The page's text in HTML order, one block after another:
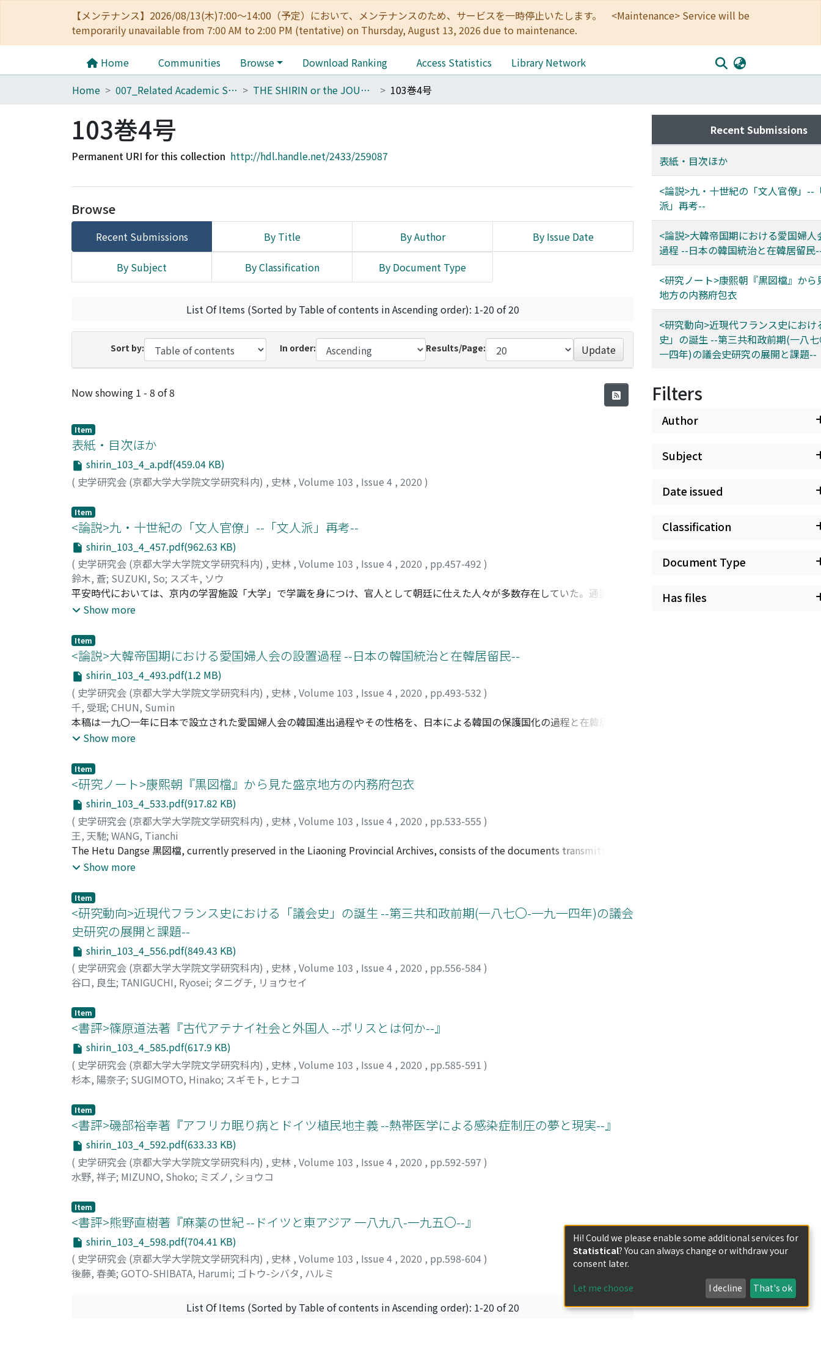
【メンテナンス】2026/08/13(木)7:00～14:00（予定）において、メンテナンスのため、サービスを一時停止いたします。 <Maintenance> Service will be
temporarily unavailable from 7:00 AM to 2:00 PM (tentative) on Thursday, August 13, 2026 due to maintenance.
Home Communities Browse Download Ranking Access Statistics
Library Network
Home
007_Related Academic Societies THE SHIRIN or the JOURNAL OF HISTORY 103巻4号
103巻4号
Permanent URI for this collection http://hdl.handle.net/2433/259087
Browse
Recent Submissions By Title By Author By Issue Date
By Subject By Classification By Document Type
List Of Items (Sorted by Table of contents in Ascending order): 1-20 of 20
Sort by: In order: Results/Page: Update
Recent Submissions
Now showing 1 - 8 of 8
Item
表紙・目次ほか
shirin_103_4_a.pdf(459.04 KB)
( 史学研究会 (京都大学大学院文学研究科内) , 史林 , Volume 103 , Issue 4 , 2020 )
Item
<論説>九・十世紀の「文人官僚」--「文人派」再考--
shirin_103_4_457.pdf(962.63 KB)
( 史学研究会 (京都大学大学院文学研究科内) , 史林 , Volume 103 , Issue 4 , 2020 , pp.457-492 )
鈴木, 蒼; SUZUKI, So; スズキ, ソウ
平安時代においては、京内の学習施設「大学」で学識を身につけ、官人として朝廷に仕えた人々が多数存在していた。通説的に
は、彼らは人材主義的・反貴族的な存在とされ、世襲的な貴族層との対立や自身の質的変容により、九世紀中には姿を消してい
歴・政治的行動の面から網羅的に検討することで、九・十世紀の官人社会における基礎的な性質を確認し、併せて従来の理解に
ついて再検討を行った。その結果、九・十世紀において文人官僚に顕著な没落や変質の形跡は見出せず、彼らが反貴族的な行動
を取った形跡も何ら見出せないことが判明した。文人官僚は、その学識による能力と、学問を通じて権力者との人格的関係を構
築しやすい点にその特徴を求められるのであり、むしろ親貴族的な存在として理解すべきなのである。
Show more
Item
<論説>大韓帝国期における愛国婦人会の設置過程 --日本の韓国統治と在韓居留民--
shirin_103_4_493.pdf(1.2 MB)
( 史学研究会 (京都大学大学院文学研究科内) , 史林 , Volume 103 , Issue 4 , 2020 , pp.493-532 )
千, 受珉; CHUN, Sumin
本稿は一九〇一年に日本で設立された愛国婦人会の韓国進出過程やその性格を、日本による韓国の保護国化の過程と在韓居留民
の動向に注目して解明するものである。愛国婦人会は日露戦争への軍事援護を目的に韓国に進出する際、その必要を痛感してい
心は、在韓居留民から、統監府や理事庁の職員など統治権力側の夫人に代わった。さらに、韓国人閣僚の夫人も入会できるよう
になったため、韓国支部は統監府の韓国統治に貢献するため、日韓婦人の「交際」を奨励する。その後、義兵闘争が勃発する
と、韓国支部はそれを鎮圧する日本軍への援護を再開するが、義兵が日本人と韓国人閣僚の双方を攻撃対象としたため、日韓の
会員は義兵に対する危機意識を共有しながら軍事援護に従事することで、相互の「交際」を深めていった。
Show more
Item
<研究ノート>康熙朝『黒図檔』から見た盛京地方の内務府包衣
shirin_103_4_533.pdf(917.82 KB)
( 史学研究会 (京都大学大学院文学研究科内) , 史林 , Volume 103 , Issue 4 , 2020 , pp.533-555 )
王, 天馳; WANG, Tianchi
The Hetu Dangse 黒図檔, currently preserved in the Liaoning Provincial Archives, consists of the documents transmitted
between the Mukden-i Nirui Janggin 盛京佐領 (later Mukden Imperial Household Department 盛京内務府) and the General
"Hetu" means "horizontal" or "other" in Manchu, and I suggest that the category name "other documents" has mistakenly
been applied to the entire archives of the Hetu Dangse. T he Hetu Dangse mainly deals with routine affairs of the Imperial
Household, but also contains a large quantity of legal case records, including records concerning marriage, inheritance, and
property disputes among the booi 包衣people the people administered by the Imperial Household Department. As a
preliminary study on the Hetu Dangse during the Kangxi 康煕 period (1662-1722), this article introduces the main players
involved with the archives the booi people and the Mukden-i Nirui Janggin. I first examine the previous studies on the
confusing concepts related to the "booi" in the Manchu language and attempt to clarify these terms and concepts. I then
Lastly, I introduce the general condition of the booi people in the Mukden region, including their administrative system,
origins, languages and identity. As the booi people had different origins and lived in a dynamic society with intense
linguistic and cultural interaction, it is difficult to precisely fit them into any previously constructed category such as
"Banner people" 旗人, "Commoners" 民人, "Manchu" 満洲人, or "Han" 漢人. T he booi people included Manchu and Han
people who had lived in the Liaodong 遼東 region before the rise of the Qing as well as Han people incorporated into the
booi system during the Qing conquest of China proper. Shortly after the conquest, in the Kangxi period, the previously
among them. At least in the Kangxi period, the booi people did not become a community with a sense of cohesion. Rather
it is helpful to understand "the booi people" as an integrated but loose community with an awareness of the differences
and mutual influences between the Manchu and Han subgroups.
Show more
Item
<研究動向>近現代フランス史における「議会史」の誕生 --第三共和政前期(一八七〇-一九一四年)の議会
史研究の展開と課題--
shirin_103_4_556.pdf(849.43 KB)
( 史学研究会 (京都大学大学院文学研究科内) , 史林 , Volume 103 , Issue 4 , 2020 , pp.556-584)
谷口, 良生; TANIGUCHI, Ryosei; タニグチ, リョウセイ
Item
<書評>篠原道法著『古代アテナイ社会と外国人 --ポリスとは何か--』
shirin_103_4_585.pdf(617.9 KB)
( 史学研究会 (京都大学大学院文学研究科内) , 史林 , Volume 103 , Issue 4 , 2020 , pp.585-591 )
杉本, 陽奈子; SUGIMOTO, Hinako; スギモト, ヒナコ
Item
<書評>磯部裕幸著『アフリカ眠り病とドイツ植民地主義 --熱帯医学による感染症制圧の夢と現実--』
shirin_103_4_592.pdf(633.33 KB)
( 史学研究会 (京都大学大学院文学研究科内) , 史林 , Volume 103 , Issue 4 , 2020 , pp.592-597 )
水野, 祥子; MIZUNO, Shoko; ミズノ, ショウコ
Item
<書評>熊野直樹著『麻薬の世紀 --ドイツと東アジア 一八九八-一九五〇--』
shirin_103_4_598.pdf(704.41 KB)
( 史学研究会 (京都大学大学院文学研究科内) , 史林 , Volume 103 , Issue 4 , 2020 , pp.598-604)
後藤, 春美; GOTO-SHIBATA, Harumi; ゴトウ-シバタ, ハルミ
List Of Items (Sorted by Table of contents in Ascending order): 1-20 of 20
Recent Submissions
表紙・目次ほか
<論説>九・十世紀の「文人官僚」--
派」再考--
<論説>大韓帝国期における愛国婦人
過程 --日本の韓国統治と在韓居留民
<研究ノート>康熙朝『黒図檔』から
地方の内務府包衣
<研究動向>近現代フランス史におけ
史」の誕生 --第三共和政前期(一八
一四年)の議会史研究の展開と課題--
Filters
Author
Subject
Date issued
Classification
Document Type
Has files
Hi! Could we please enable some additional services for
Statistical? You can always change or withdraw your
consent later.
Let me choose I decline That's ok